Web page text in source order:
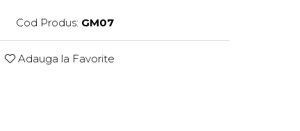
Cod Produs: GM07
Adauga la Favorite